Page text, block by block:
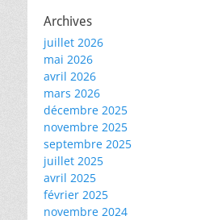
Archives
juillet 2026
mai 2026
avril 2026
mars 2026
décembre 2025
novembre 2025
septembre 2025
juillet 2025
avril 2025
février 2025
novembre 2024